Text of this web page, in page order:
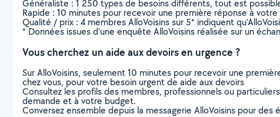
Généraliste : 1 250 types de besoins différents, tout est
Rapide : 10 minutes pour recevoir une première réponse à
Qualité / prix : 4 membres AlloVoisins sur 5* indiquent
* Données issues d’une enquête AlloVoisins réalisée sur un
Vous cherchez un aide aux devoirs en urgence ?
Sur AlloVoisins, seulement 10 minutes pour recevoir une
chez vous, pour votre besoin urgent de aide aux devoirs
Consultez les profils des membres, professionnels ou
demande et à votre budget.
Conversez ensemble depuis la messagerie AlloVoisins pour